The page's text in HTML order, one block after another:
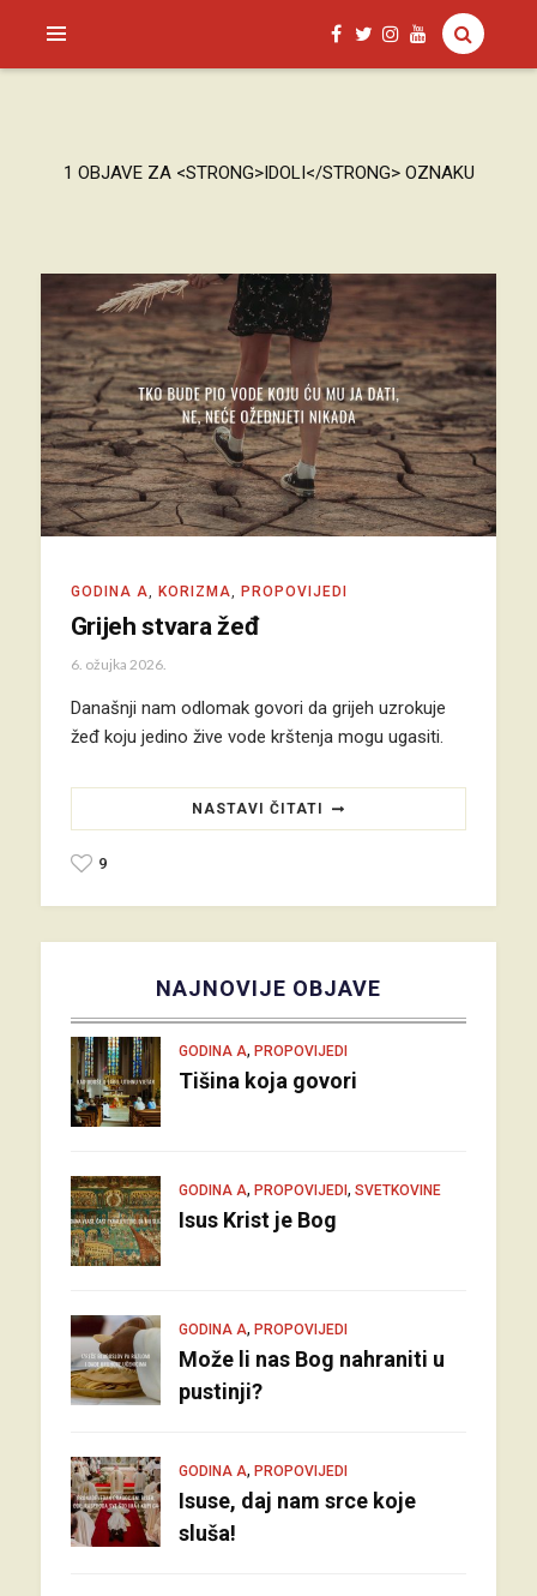
SAGUD.XYZ
1 OBJAVE ZA <STRONG>IDOLI</STRONG> OZNAKU
GODINA A KORIZMA PROPOVIJEDI
Grijeh stvara žeđ
6. ožujka 2026.
Današnji nam odlomak govori da grijeh uzrokuje
žeđ koju jedino žive vode krštenja mogu ugasiti.
NASTAVI ČITATI
9
NAJNOVIJE OBJAVE
GODINA A, PROPOVIJEDI
Tišina koja govori
GODINA A, PROPOVIJEDI, SVETKOVINE
Isus Krist je Bog
GODINA A, PROPOVIJEDI
Može li nas Bog nahraniti u
pustinji?
GODINA A, PROPOVIJEDI
Isuse, daj nam srce koje
sluša!